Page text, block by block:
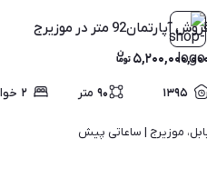
آپارتمان92 متر در موزیرج
۱۳۹۵ ۹۰ متر ۲
موزیرج | ساعاتی پیش